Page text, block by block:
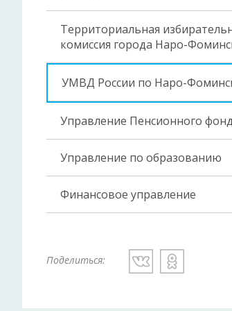
Территориальная
комиссия города Наро-
УМВД России по Наро-
Управление Пенсионного
Управление по образованию
Финансовое управление
Поделиться: